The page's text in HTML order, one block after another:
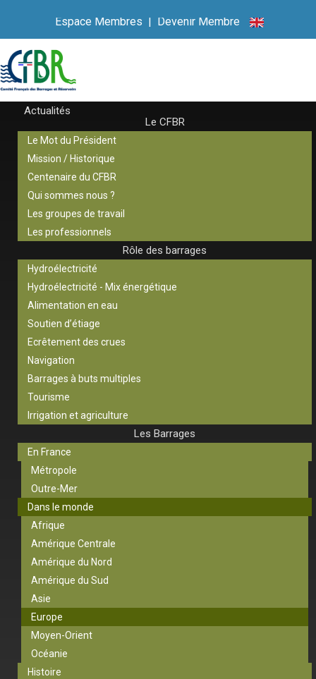
Espace Membres | Devenir Membre
Actualités
Le CFBR
Le Mot du Président
Mission / Historique
Centenaire du CFBR
Qui sommes nous ?
Les groupes de travail
Les professionnels
Rôle des barrages
Hydroélectricité
Hydroélectricité - Mix énergétique
Alimentation en eau
Soutien d’étiage
Ecrêtement des crues
Navigation
Barrages à buts multiples
Tourisme
Irrigation et agriculture
Les Barrages
En France
Métropole
Outre-Mer
Dans le monde
Afrique
Amérique Centrale
Amérique du Nord
Amérique du Sud
Asie
Europe
Moyen-Orient
Océanie
Histoire